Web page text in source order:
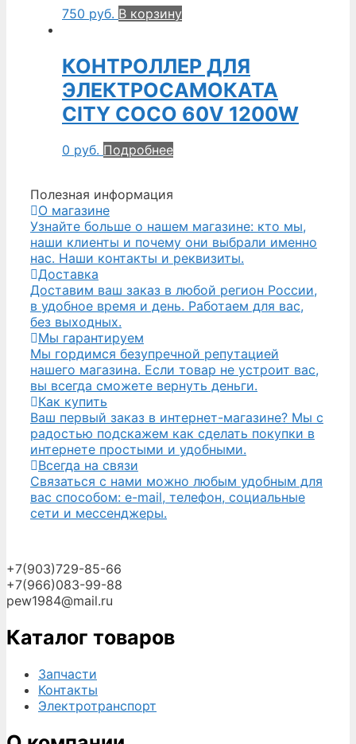
750 руб. В корзину
КОНТРОЛЛЕР ДЛЯ
ЭЛЕКТРОСАМОКАТА
CITY COCO 60V 1200W
0 руб. Подробнее
Полезная информация
О магазине
Узнайте больше о нашем магазине: кто мы,
наши клиенты и почему они выбрали именно
нас. Наши контакты и реквизиты.
Доставка
Доставим ваш заказ в любой регион России,
в удобное время и день. Работаем для вас,
без выходных.
Мы гарантируем
Мы гордимся безупречной репутацией
нашего магазина. Если товар не устроит вас,
вы всегда сможете вернуть деньги.
Как купить
Ваш первый заказ в интернет-магазине? Мы с
радостью подскажем как сделать покупки в
интернете простыми и удобными.
Всегда на связи
Связаться с нами можно любым удобным для
вас способом: e-mail, телефон, социальные
сети и мессенджеры.
+7(903)729-85-66
+7(966)083-99-88
pew1984@mail.ru
Каталог товаров
Запчасти
Контакты
Электротранспорт